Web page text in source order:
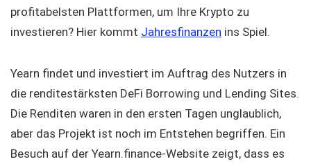
profitabelsten Plattformen, um Ihre Krypto zu
investieren? Hier kommt Jahresfinanzen ins Spiel.
Yearn findet und investiert im Auftrag des Nutzers in
die renditestärksten DeFi Borrowing und Lending Sites.
Die Renditen waren in den ersten Tagen unglaublich,
aber das Projekt ist noch im Entstehen begriffen. Ein
Besuch auf der Yearn.finance-Website zeigt, dass es